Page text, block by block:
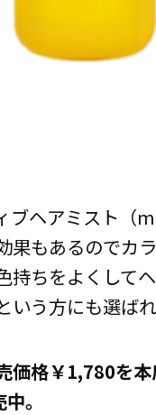
ブヘアミスト（
果もあるのでカ
持ちをよくして
いう方にも選ばれ
価格￥1,780を
。